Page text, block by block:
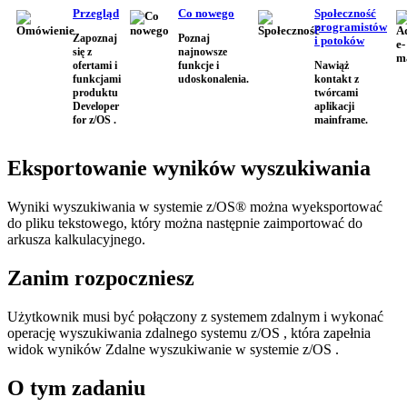
Przegląd
Zapoznaj
się z
ofertami i
funkcjami
produktu
Developer
for z/OS .
Co nowego
Poznaj
najnowsze
funkcje i
udoskonalenia.
Społeczność
programistów
i potoków
Nawiąż
kontakt z
twórcami
aplikacji
mainframe.
Eksportowanie wyników wyszukiwania
Wyniki wyszukiwania w systemie z/OS® można wyeksportować
do pliku tekstowego, który można następnie zaimportować do
arkusza kalkulacyjnego.
Zanim rozpoczniesz
Użytkownik musi być połączony z systemem zdalnym i wykonać
operację wyszukiwania zdalnego systemu z/OS , która zapełnia
widok wyników Zdalne wyszukiwanie w systemie z/OS .
O tym zadaniu